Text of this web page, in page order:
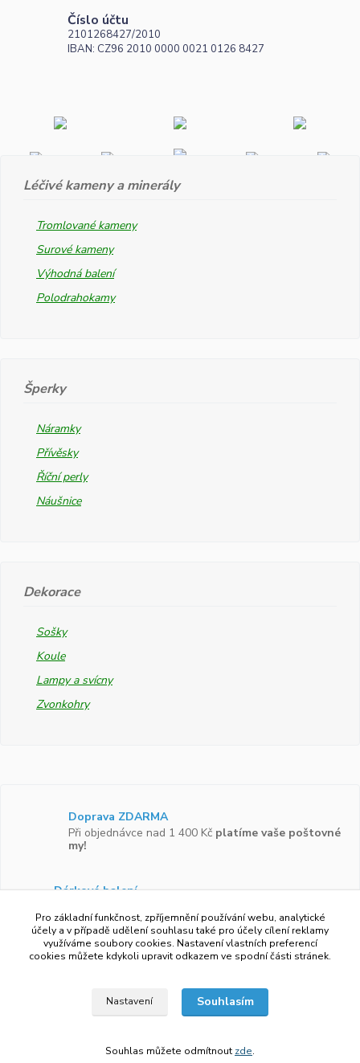
Číslo účtu
2101268427/2010
IBAN: CZ96 2010 0000 0021 0126 8427
Léčivé kameny a minerály
Tromlované kameny
Surové kameny
Výhodná balení
Polodrahokamy
Šperky
Náramky
Přívěsky
Říční perly
Náušnice
Dekorace
Sošky
Koule
Lampy a svícny
Zvonkohry
Doprava ZDARMA
Při objednávce nad 1 400 Kč platíme vaše poštovné
my!
Dárkové balení
Ověřeno zákazníky
Pro základní funkčnost, zpříjemnění používání webu, analytické
účely a v případě udělení souhlasu také pro účely cílení reklamy
využíváme soubory cookies. Nastavení vlastních preferencí
cookies můžete kdykoli upravit odkazem ve spodní části stránek.
Nastavení Souhlasím
Souhlas můžete odmítnout zde.